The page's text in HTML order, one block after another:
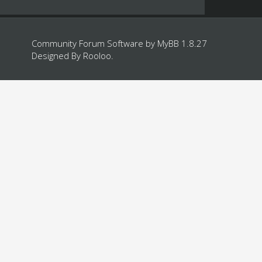
Community Forum Software by MyBB 1.8.27
Designed By Rooloo.